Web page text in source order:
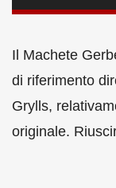
Il Machete
di riferimento
Grylls,
originale.